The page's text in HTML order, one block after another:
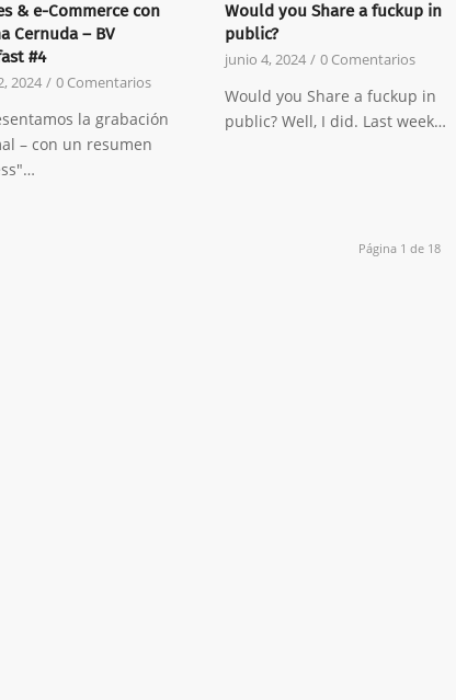
& e-Commerce con
Cernuda – BV
#4
2024 / 0 Comentarios
la grabación
– con un resumen
Would you Share a fuckup in
public?
junio 4, 2024 / 0 Comentarios
Would you Share a fuckup in
public? Well, I did. Last week…
Página 1 de 18